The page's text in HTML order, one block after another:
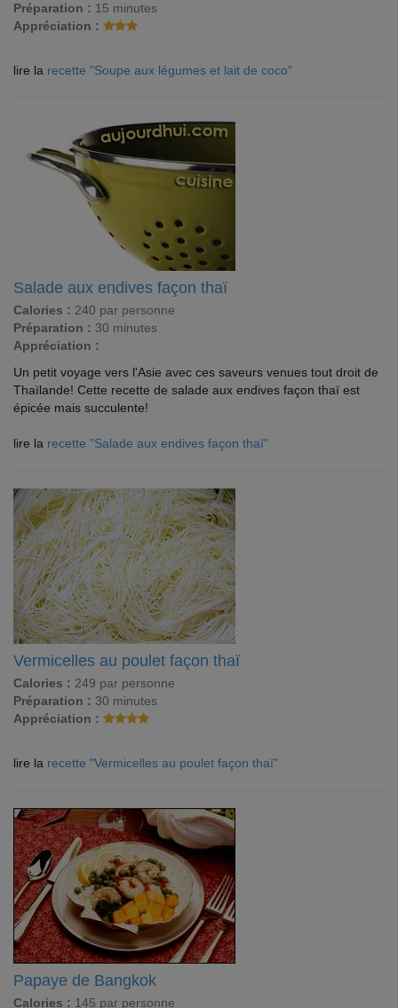
Préparation : 15 minutes
Appréciation :
lire la recette "Soupe aux légumes et lait de coco"
Salade aux endives façon thaï
Calories : 240 par personne
Préparation : 30 minutes
Appréciation :
Un petit voyage vers l'Asie avec ces saveurs venues tout droit de
Thaïlande! Cette recette de salade aux endives façon thaï est
épicée mais succulente!
lire la recette "Salade aux endives façon thaï"
Vermicelles au poulet façon thaï
Calories : 249 par personne
Préparation : 30 minutes
Appréciation :
lire la recette "Vermicelles au poulet façon thaï"
Papaye de Bangkok
Calories : 145 par personne